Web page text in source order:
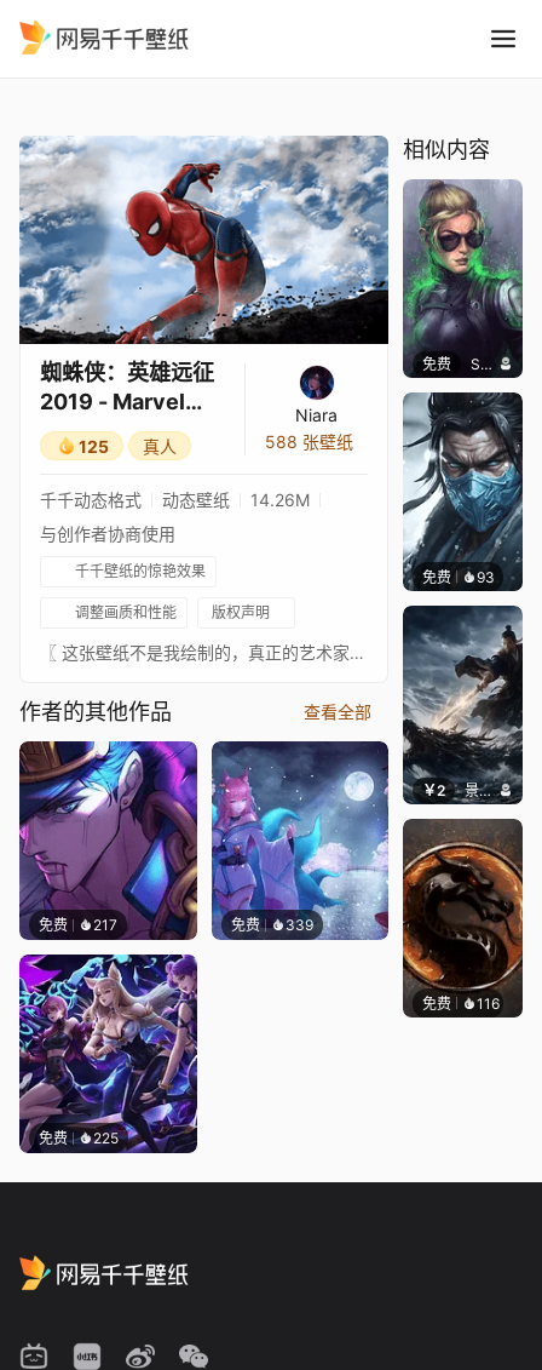
蜘蛛侠：英雄远征
2019 - Marvel
Comics [4K]
125 真人
Niara
588 张壁纸
千千动态格式 动态壁纸
14.26M
与创作者协商使用
千千壁纸的惊艳效果
调整画质和性能 版权声明
〖 这张壁纸不是我绘制的，真正的艺术家总是在 ↓这里↓。我只是为了娱乐给这些图片添加了动画。请支持这位绝对出色的艺术家。如果任何艺术家不希望这张壁纸出现在这里，请联系我，我会将其移除。〗- 来源: https://hdqwalls.com/spiderman-art-new-2019-wallpaper- 插画艺术家: https://www.behance.net/hcaguilera- 音乐: https://www.youtube.com/watch?v=tbhdL8VLhwI⠀⠀↓↓↓↓↓↓↓⠀⠀★ 你可以在这里查看我批准的壁纸合集 ★⠀⠀↓↓↓↓↓↓↓⠀⠀
作者的其他作品 查看全部
免费 217 免费 339
免费 225
相似内容
免费 SomethingEPIC
免费 93 Niara
￥2 景毅6688
免费 116